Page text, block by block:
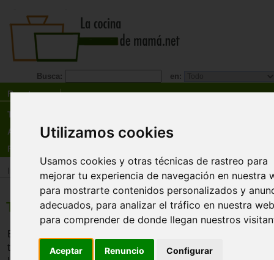
Utilizamos cookies
Usamos cookies y otras técnicas de rastreo para
mejorar tu experiencia de navegación en nuestra
para mostrarte contenidos personalizados y
adecuados, para analizar el tráfico en nuestra
para comprender de donde llegan nuestros
Aceptar Renuncio Configurar
Busca: en:
Recetas
Tienda
Actualidad
Registro
Recetas Postres
Tronco de navidad
En muchos países europeos es costumbre elaborar en
tipo de dulce típico que simboliza el tronco de navidad.